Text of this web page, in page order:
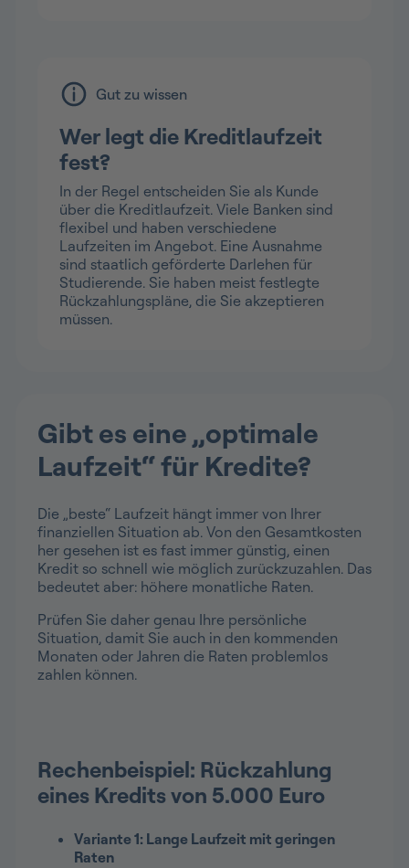
Gut zu wissen
Wer legt die Kreditlaufzeit
fest?
In der Regel entscheiden Sie als Kunde
über die Kreditlaufzeit. Viele Banken sind
flexibel und haben verschiedene
Laufzeiten im Angebot. Eine Ausnahme
sind staatlich geförderte Darlehen für
Studierende. Sie haben meist festlegte
Rückzahlungspläne, die Sie akzeptieren
müssen.
Gibt es eine „optimale
Laufzeit“ für Kredite?
Die „beste“ Laufzeit hängt immer von Ihrer
finanziellen Situation ab. Von den Gesamtkosten
her gesehen ist es fast immer günstig, einen
Kredit so schnell wie möglich zurückzuzahlen. Das
bedeutet aber: höhere monatliche Raten.
Prüfen Sie daher genau Ihre persönliche
Situation, damit Sie auch in den kommenden
Monaten oder Jahren die Raten problemlos
zahlen können.
Rechenbeispiel: Rückzahlung
eines Kredits von 5.000 Euro
Variante 1: Lange Laufzeit mit geringen
Raten